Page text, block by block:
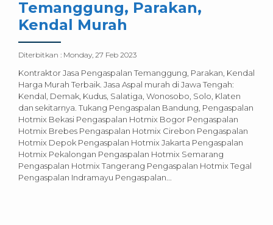
Temanggung, Parakan,
Kendal Murah
Diterbitkan : Monday, 27 Feb 2023
Kontraktor Jasa Pengaspalan Temanggung, Parakan, Kendal
Harga Murah Terbaik. Jasa Aspal murah di Jawa Tengah:
Kendal, Demak, Kudus, Salatiga, Wonosobo, Solo, Klaten
dan sekitarnya. Tukang Pengaspalan Bandung, Pengaspalan
Hotmix Bekasi Pengaspalan Hotmix Bogor Pengaspalan
Hotmix Brebes Pengaspalan Hotmix Cirebon Pengaspalan
Hotmix Depok Pengaspalan Hotmix Jakarta Pengaspalan
Hotmix Pekalongan Pengaspalan Hotmix Semarang
Pengaspalan Hotmix Tangerang Pengaspalan Hotmix Tegal
Pengaspalan Indramayu Pengaspalan...